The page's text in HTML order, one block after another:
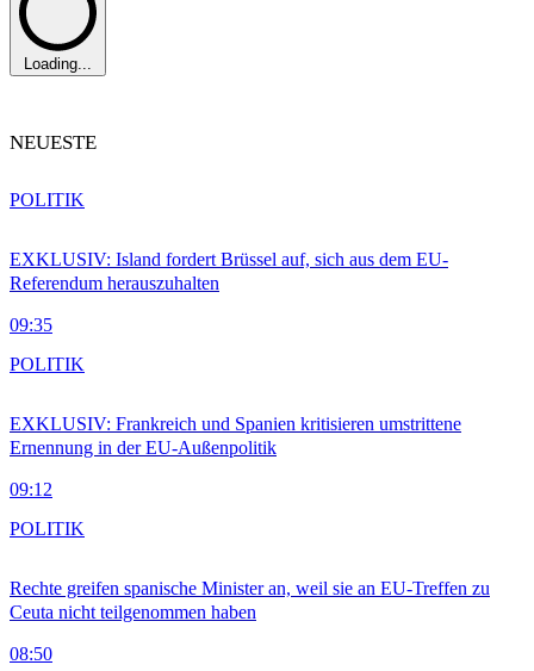
Loading...
NEUESTE
EXKLUSIV: Island fordert Brüssel auf, sich aus dem EU-
Referendum herauszuhalten
09:35
POLITIK
EXKLUSIV: Frankreich und Spanien kritisieren umstrittene
Ernennung in der EU-Außenpolitik
09:12
POLITIK
Rechte greifen spanische Minister an, weil sie an EU-Treffen zu
Ceuta nicht teilgenommen haben
08:50
POLITIK